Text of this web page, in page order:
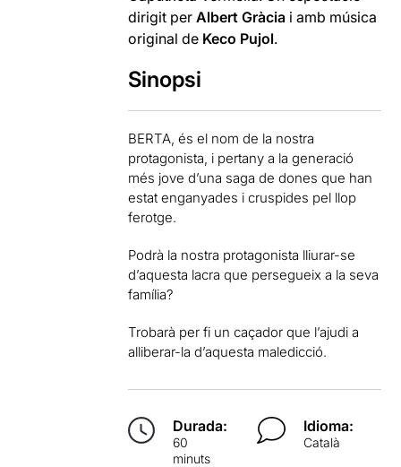
dirigit perAlbert Gràcia i amb música
original de Keco Pujol.
Sinopsi
BERTA, és el nom de la nostra
protagonista, i pertany a la generació
més jove d’una saga de dones que han
estat enganyades i cruspides pel llop
ferotge.
Podrà la nostra protagonista lliurar-se
d’aquesta lacra que persegueix a la seva
família?
Trobarà per fi un caçador que l’ajudi a
alliberar-la d’aquesta maledicció.
Durada:
60
minuts
Idioma:
Català